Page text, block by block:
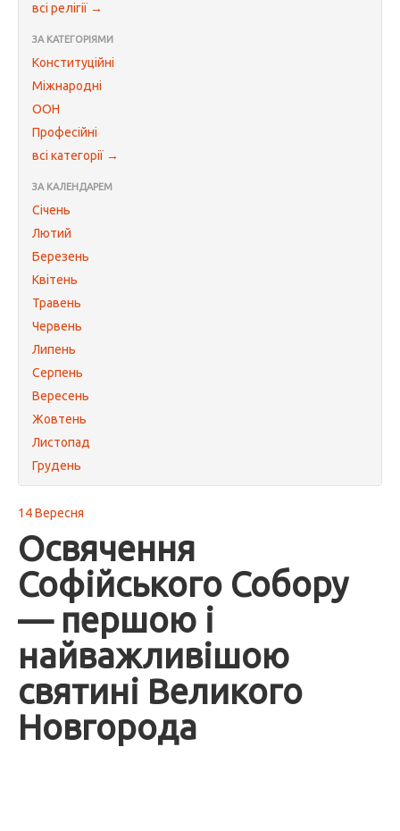
всі релігії →
ЗА КАТЕГОРІЯМИ
Конституційні
Міжнародні
ООН
Професійні
всі категорії →
ЗА КАЛЕНДАРЕМ
Січень
Лютий
Березень
Квітень
Травень
Червень
Липень
Серпень
Вересень
Жовтень
Листопад
Грудень
14 Вересня
Освячення
Софійського Собору
— першою і
найважливішою
святині Великого
Новгорода